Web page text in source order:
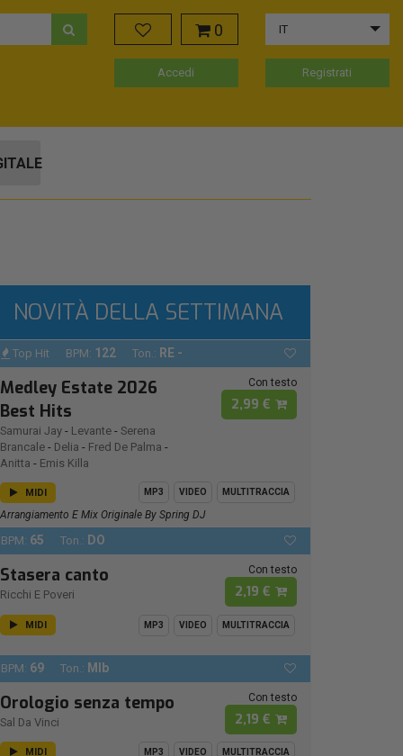
0 IT
Accedi Registrati
NOVITÀ DELLA SETTIMANA
Top Hit BPM: 122 Ton.: RE -
Medley Estate 2026
Best Hits
Samurai Jay - Levante - Serena
Brancale - Delia - Fred De Palma -
Anitta - Emis Killa
Con testo
2,99 €
MIDI MP3 VIDEO MULTITRACCIA
Arrangiamento E Mix Originale By Spring DJ
BPM: 65 Ton.: DO
Stasera canto
Ricchi E Poveri
Con testo
2,19 €
MIDI MP3 VIDEO MULTITRACCIA
BPM: 69 Ton.: MIb
Orologio senza tempo
Sal Da Vinci
Con testo
2,19 €
MIDI MP3 VIDEO MULTITRACCIA